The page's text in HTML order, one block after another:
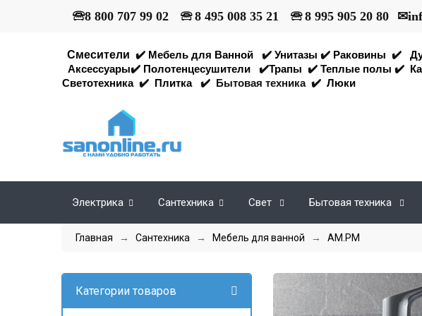
🕾8 800 707 99 02 🕾 8 495 008 35 21 🕾 8 995 905 20 80 ✉
Смесители ✔️ Мебель для Ванной ✔️ Унитазы ✔️ Раковины ✔️
Аксессуары✔️ Полотенцесушители ✔️Трапы ✔️ Теплые полы ✔️
Светотехника ✔️ Плитка ✔️ Бытовая техника ✔️ Люки
Электрика Сантехника Свет Бытовая техника
Главная → Сантехника → Мебель для ванной → AM.PM
Категории товаров